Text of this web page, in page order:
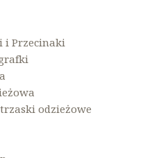
i Przecinaki
odzieżowe